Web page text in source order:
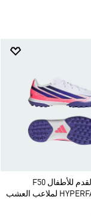
حذاء كرة القدم للأطفال F50
HYPERFAST CLUB لملاعب العشب